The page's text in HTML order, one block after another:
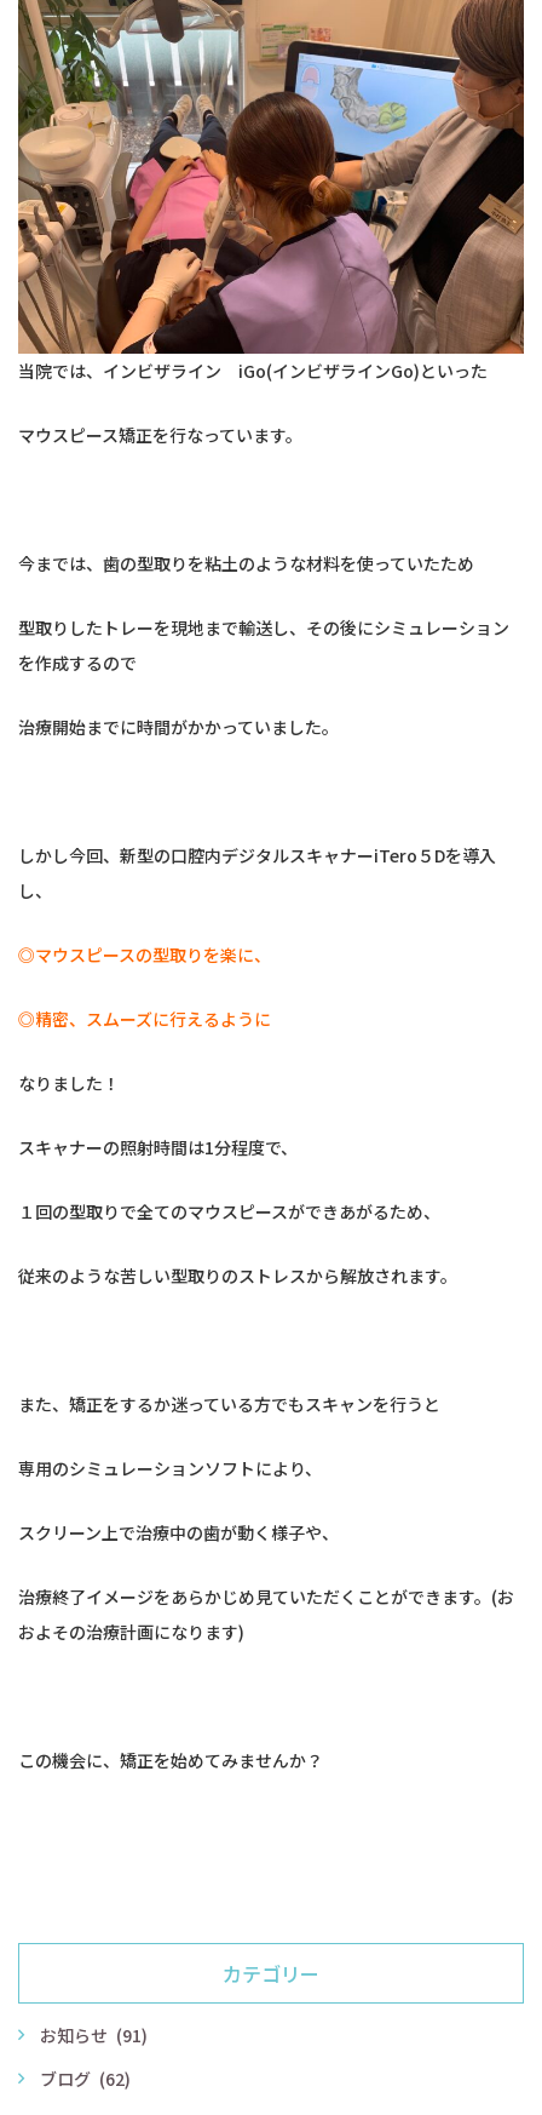
当院では、インビザライン iGo(インビザラインGo)といった
マウスピース矯正を行なっています。
今までは、歯の型取りを粘土のような材料を使っていたため
型取りしたトレーを現地まで輸送し、その後にシミュレーション
を作成するので
治療開始までに時間がかかっていました。
しかし今回、新型の口腔内デジタルスキャナーiTero５Dを導入
し、
◎マウスピースの型取りを楽に、
◎精密、スムーズに行えるように
なりました！
スキャナーの照射時間は1分程度で、
１回の型取りで全てのマウスピースができあがるため、
従来のような苦しい型取りのストレスから解放されます。
また、矯正をするか迷っている方でもスキャンを行うと
専用のシミュレーションソフトにより、
スクリーン上で治療中の歯が動く様子や、
治療終了イメージをあらかじめ見ていただくことができます。(お
およその治療計画になります)
この機会に、矯正を始めてみませんか？
カテゴリー
お知らせ (91)
ブログ (62)